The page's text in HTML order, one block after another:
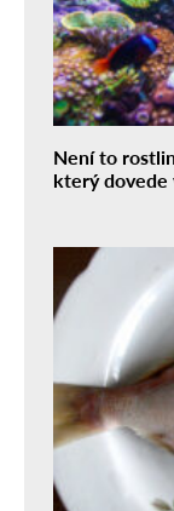
Není to
který